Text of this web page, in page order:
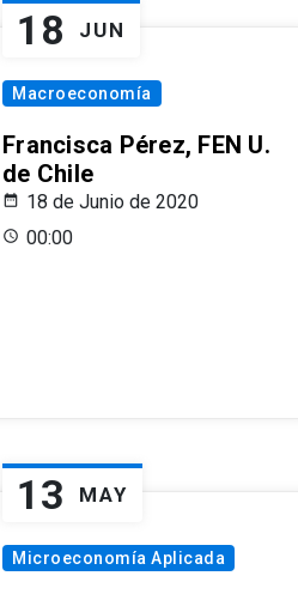
18 JUN
Macroeconomía
Francisca Pérez, FEN U.
de Chile
18 de Junio de 2020
00:00
13 MAY
Microeconomía Aplicada